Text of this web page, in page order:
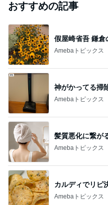
おすすめの記事
假屋崎省吾 鎌倉
Amebaトピックス
神がかってる掃
Amebaトピックス
髪質悪化に繋が
Amebaトピックス
カルディでリピ
Amebaトピックス